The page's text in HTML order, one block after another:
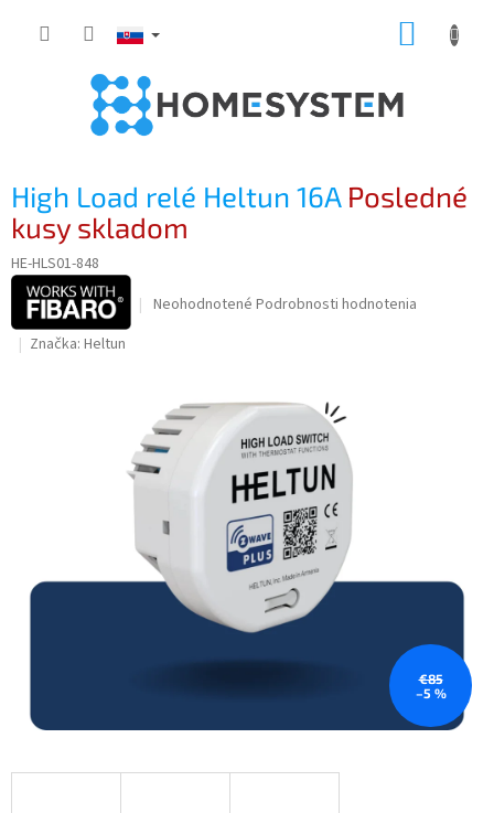
High Load relé Heltun 16A Posledné
kusy skladom
HE-HLS01-848
Priemerné
5
hviezdičiek.
Neohodnotené Podrobnosti hodnotenia
Značka: Heltun
€85
–5 %